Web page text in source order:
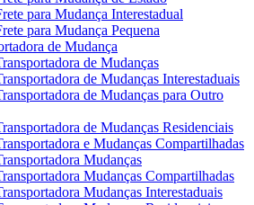
para Mudança Interestadual
para Mudança Pequena
de Mudança
de Mudanças
de Mudanças Interestaduais
de Mudanças para Outro
de Mudanças Residenciais
e Mudanças Compartilhadas
Mudanças
Mudanças Compartilhadas
Mudanças Interestaduais